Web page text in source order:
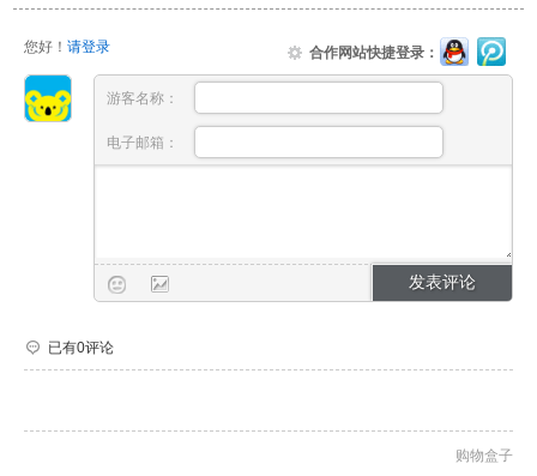
您好！ 请登录 合作网站快捷登录：
游客名称：
电子邮箱：
已有0评论
购物盒子